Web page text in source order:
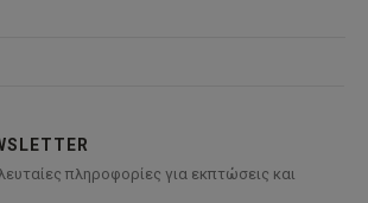
πληροφορίες για εκπτώσεις και